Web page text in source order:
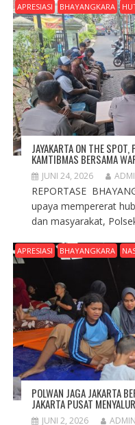
APRESIASI BHAYANGKARA
JAYAKARTA ON THE SPOT,
KAMTIBMAS BERSAMA
JUNI 24, 2026
REPORTASE
upaya mempererat
dan masyarakat,
APRESIASI BHAYANGKARA
POLWAN JAGA JAKARTA
JAKARTA PUSAT
JUNI 2, 2026 ADMIN